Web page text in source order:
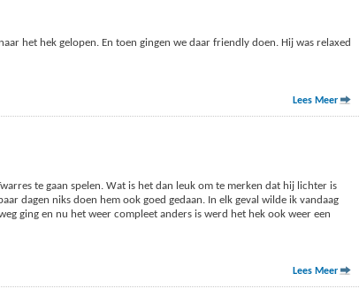
het hek gelopen. En toen gingen we daar friendly doen. Hij was relaxed
Lees Meer
te gaan spelen. Wat is het dan leuk om te merken dat hij lichter is
dagen niks doen hem ook goed gedaan. In elk geval wilde ik vandaag
ging en nu het weer compleet anders is werd het hek ook weer een
Lees Meer